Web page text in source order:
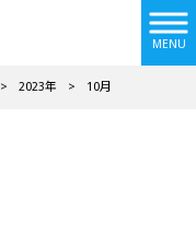
MENU
> 2023年 > 10月